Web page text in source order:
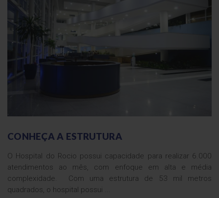
CONHEÇA A ESTRUTURA
O Hospital do Rocio possui capacidade para realizar 6.000
atendimentos ao mês, com enfoque em alta e média
complexidade. Com uma estrutura de 53 mil metros
quadrados, o hospital possui ...